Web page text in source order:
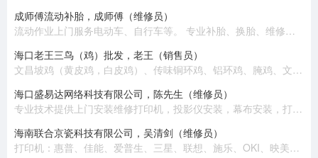
成师傅流动补胎，成师傅（维修员）
流动作业上门服务电动车、自行车等。 专业补胎、换胎、维修、换电池、收电池回收旧电动车。 热情周到、上门服务。
海口老王三鸟（鸡）批发，老王（销售员）
文昌坡鸡（黄皮鸡，白皮鸡）、传味铜环鸡、铝环鸡、腌鸡、文昌公鸡、乌鸡、老鸡、半老鸡、公鸡（大脚）
海口盛易达网络科技有限公司，陈先生（维修员）
专业技术提供上​‌‌门安装维修打印机，投影仪安装，幕布安装，打印耗材配送，电脑组装，笔记本电脑维修，收银机维修，监控安装，网络布线，高清摄像头安装，网络组建，背景音乐安装等 。 公司有专业技术员十几名，随时提供上门安装维修服务，价格优惠，质量保证！
海南联合京瓷科技有限公司，吴清剑（维修员）
打印机：惠普、佳能、爱普生、三星、联想、施乐、OKI、映美、兄弟、富士通、得实、京瓷、中税。 复印机：施乐、东芝、佳能、理光、夏普、京瓷、美能达、震旦。 扫描仪：惠普、佳能、爱普生、柯达、汉王、富士通、紫光、中晶。 电脑：联想、惠普、华硕。 耗材：各类品牌原装国产。